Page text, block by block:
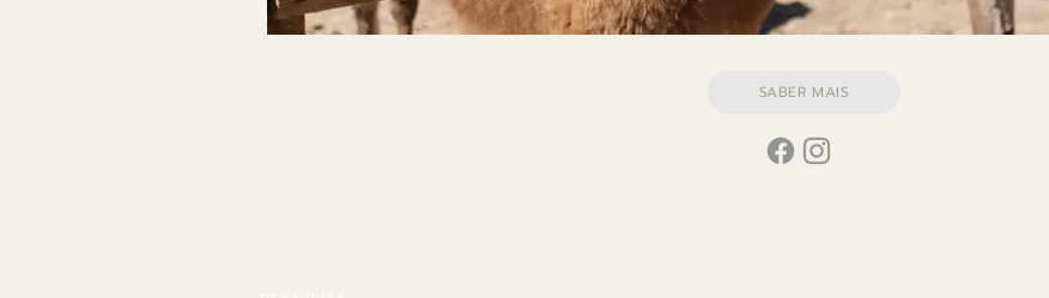
SABER MAIS